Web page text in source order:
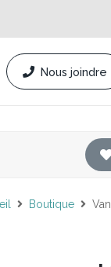
Nous joindre
Boutique